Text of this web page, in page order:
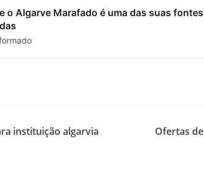
o Algarve Marafado é uma das suas
instituição algarvia
Ofertas